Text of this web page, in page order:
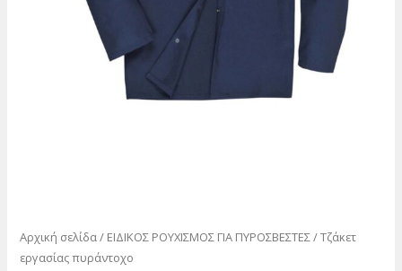
Αρχική σελίδα/ ΕΙΔΙΚΟΣ ΡΟΥΧΙΣΜΟΣ ΓΙΑ ΠΥΡΟΣΒΕΣΤΕΣ/ Τζάκετ
εργασίας πυράντοχο